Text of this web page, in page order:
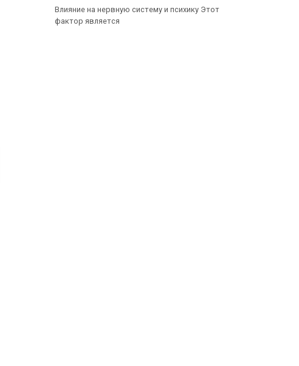
Влияние на нервную систему и психику Этот
фактор является